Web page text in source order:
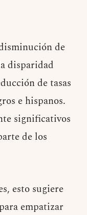
de
disparidad
de tasas
e hispanos.
significativos
de los
esto sugiere
empatizar